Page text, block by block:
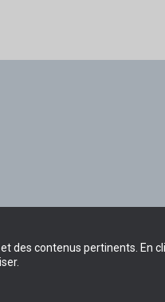
des contenus pertinents. En